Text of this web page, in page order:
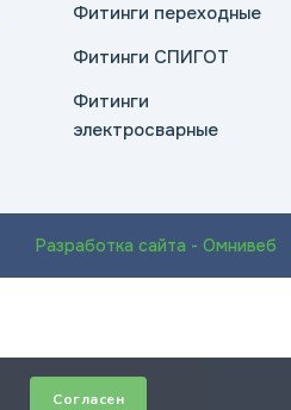
Фитинги переходные
Фитинги СПИГОТ
Фитинги
электросварные
Разработка сайта - Омнивеб
Согласен